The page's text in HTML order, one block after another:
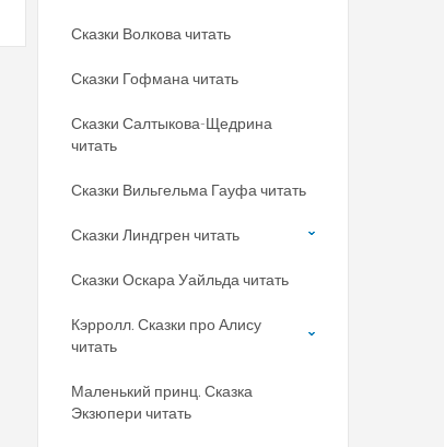
Сказки Волкова читать
Сказки Гофмана читать
Сказки Салтыкова-Щедрина
читать
Сказки Вильгельма Гауфа читать
Сказки Линдгрен читать
Сказки Оскара Уайльда читать
Кэрролл. Сказки про Алису
читать
Маленький принц. Сказка
Экзюпери читать